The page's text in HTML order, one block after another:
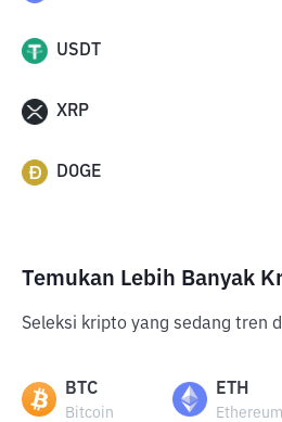
USDT
XRP
DOGE
Temukan Lebih Banyak
Seleksi kripto yang sedang tren
BTC
Bitcoin
ETH
Ethereum